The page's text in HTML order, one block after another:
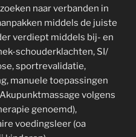
naar verbanden in
middels de juiste
verdiept middels bij- en
schouderklachten, SI/
sportrevalidatie,
manuele toepassingen
volgens
genoemd),
voedingsleer (oa